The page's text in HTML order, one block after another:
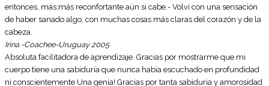
entonces, más;más reconfortante aún si cabe.- Volvi con una sensación
de haber sanado algo, con muchas cosas más claras del corazón y de la
cabeza.
Irina -Coachee-Uruguay 2005
Absoluta facilitadora de aprendizaje. Gracias por mostrarme que mi
cuerpo tiene una sabiduría que nunca había escuchado en profundidad
ni conscientemente Una genia! Gracias por tanta sabiduria y amorosidad